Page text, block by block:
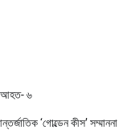
আহত- ৬
‘গোল্ডেন কীস’ সম্মাননা